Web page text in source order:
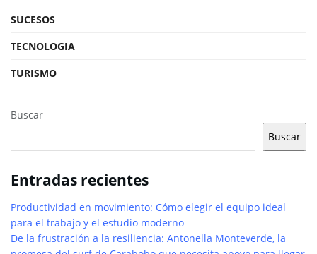
SUCESOS
TECNOLOGIA
TURISMO
Buscar
Buscar
Entradas recientes
Productividad en movimiento: Cómo elegir el equipo ideal
para el trabajo y el estudio moderno
De la frustración a la resiliencia: Antonella Monteverde, la